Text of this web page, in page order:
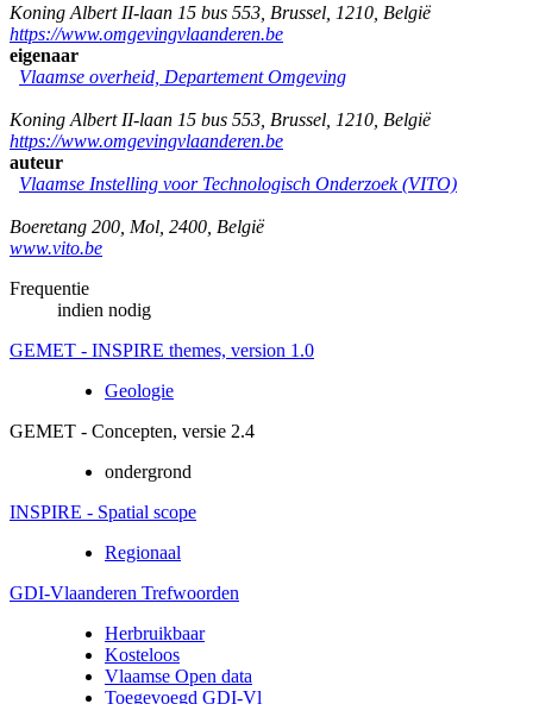
Koning Albert II-laan 15 bus 553 Brussel 1210 België
https://www.omgevingvlaanderen.be
eigenaar
Vlaamse overheid, Departement Omgeving
Koning Albert II-laan 15 bus 553 Brussel 1210 België
https://www.omgevingvlaanderen.be
auteur
Vlaamse Instelling voor Technologisch Onderzoek (VITO)
Boeretang 200 Mol 2400 België
www.vito.be
Frequentie
indien nodig
GEMET - INSPIRE themes, version 1.0
Geologie
GEMET - Concepten, versie 2.4
ondergrond
INSPIRE - Spatial scope
Regionaal
GDI-Vlaanderen Trefwoorden
Herbruikbaar
Kosteloos
Vlaamse Open data
Toegevoegd GDI-Vl